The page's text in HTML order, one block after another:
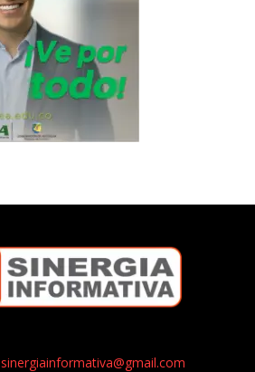
sinergiainformativa@gmail.com